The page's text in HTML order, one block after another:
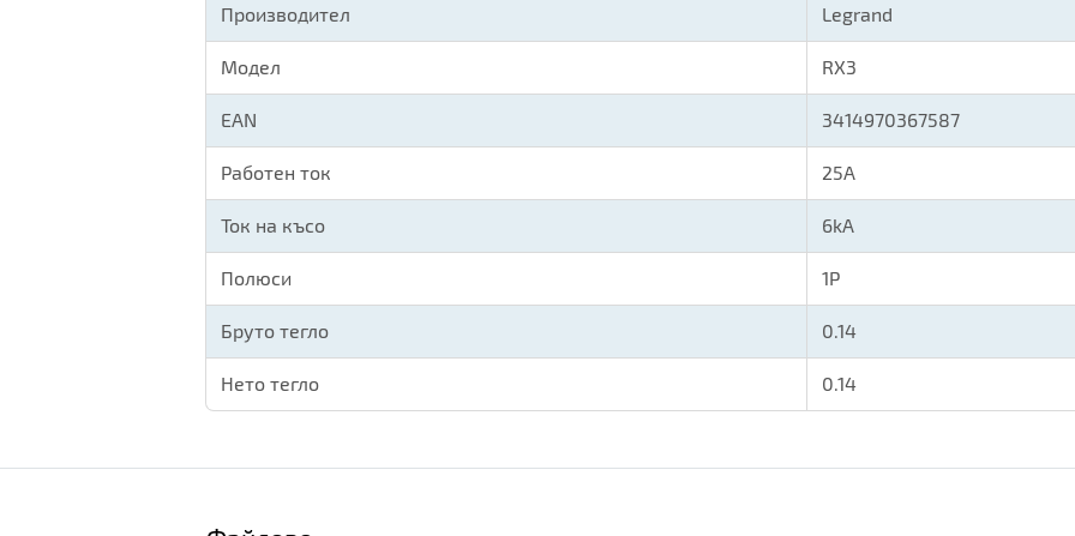
Производител Legrand
Модел RX3
EAN 3414970367587
Работен ток 25A
Ток на късо 6kA
Полюси 1P
Бруто тегло 0.14
Нето тегло 0.14